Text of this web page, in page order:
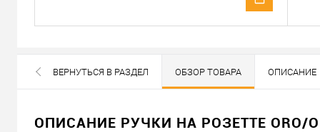
ВЕРНУТЬСЯ В РАЗДЕЛ ОБЗОР ТОВАРА ОПИСАНИЕ
ОПИСАНИЕ РУЧКИ НА РОЗЕТТЕ ORO/